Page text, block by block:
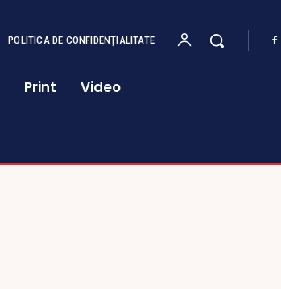
POLITICA DE CONFIDENȚIALITATE
Print Video